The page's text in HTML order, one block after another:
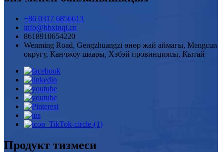
+86 0317 6856613
info@hbxinqi.cn
8618910654220
Wenming Road, Gengzhuangzi өнөр жай аймагы, Mengcun
округу, Канчжоу шаары, Хэбэй провинциясы, Кытай
Продукт тизмеси